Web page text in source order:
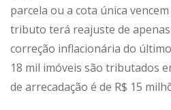
parcela ou a cota única
tributo terá reajuste de apenas
correção inflacionária do
18 mil imóveis são tributados
de arrecadação é de R$ 15